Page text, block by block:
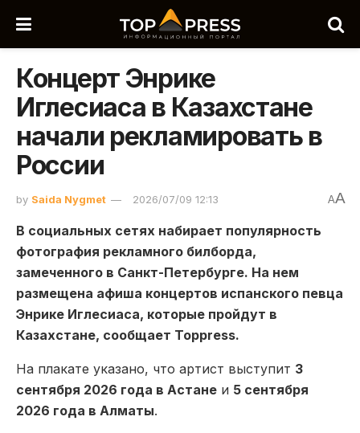
Концерт Энрике
Иглесиаса в Казахстане
начали рекламировать в
России
by Saida Nygmet 2026/07/09 12:13 AA
В социальных сетях набирает популярность
фотография рекламного билборда,
замеченного в Санкт-Петербурге. На нем
размещена афиша концертов испанского певца
Энрике Иглесиаса, которые пройдут в
Казахстане, сообщает Toppress.
На плакате указано, что артист выступит 3
сентября 2026 года в Астане и 5 сентября
2026 года в Алматы.